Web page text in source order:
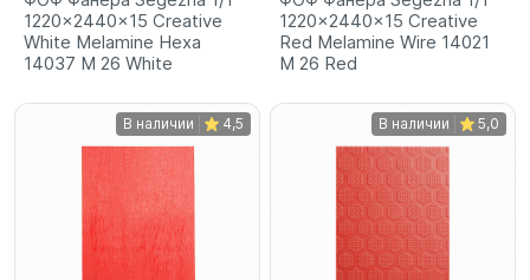
1220x2440x15 Creative
White Melamine Hexa
14037 M 26 White
1220x2440x15 Creative
Red Melamine Wire 14021
M 26 Red
В наличии 4,5 В наличии 5,0